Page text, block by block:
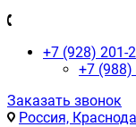
+7 (928) 201-
+7 (988)
Заказать звонок
Россия,